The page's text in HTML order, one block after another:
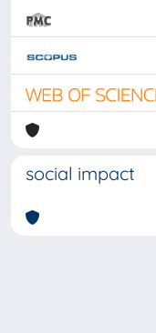
social impact